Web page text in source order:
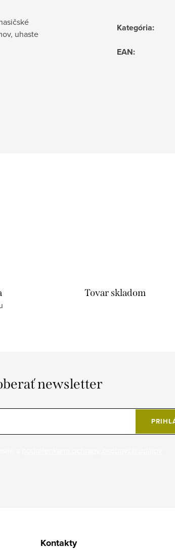
uhaste
Kategória:
EAN:
Tovar skladom
newsletter
Kontakty